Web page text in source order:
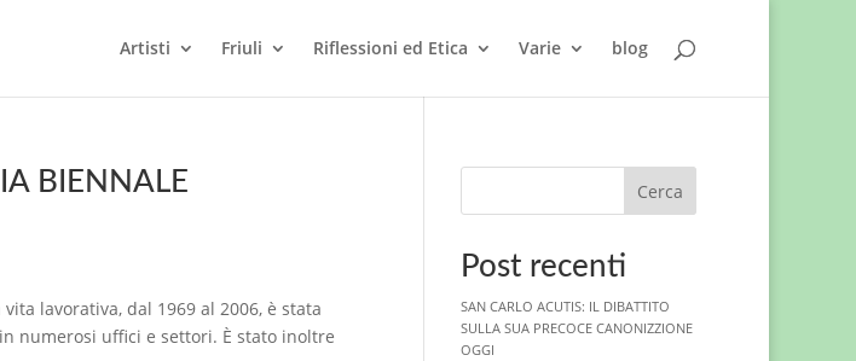
Artisti Friuli Riflessioni ed Etica Varie blog
BIENNALE
lavorativa, dal 1969 al 2006, è stata
numerosi uffici e settori. È stato inoltre
Cerca
Post recenti
SAN CARLO ACUTIS: IL DIBATTITO
SULLA SUA PRECOCE CANONIZZIONE
OGGI